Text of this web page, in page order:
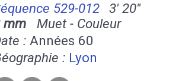
529-012
3' 20''
mm Muet - Couleur
: Années 60
: Lyon